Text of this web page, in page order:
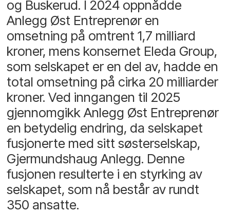
og Buskerud. I 2024 oppnådde
Anlegg Øst Entreprenør en
omsetning på omtrent 1,7 milliard
kroner, mens konsernet Eleda Group,
som selskapet er en del av, hadde en
total omsetning på cirka 20 milliarder
kroner. Ved inngangen til 2025
gjennomgikk Anlegg Øst Entreprenør
en betydelig endring, da selskapet
fusjonerte med sitt søsterselskap,
Gjermundshaug Anlegg. Denne
fusjonen resulterte i en styrking av
selskapet, som nå består av rundt
350 ansatte.